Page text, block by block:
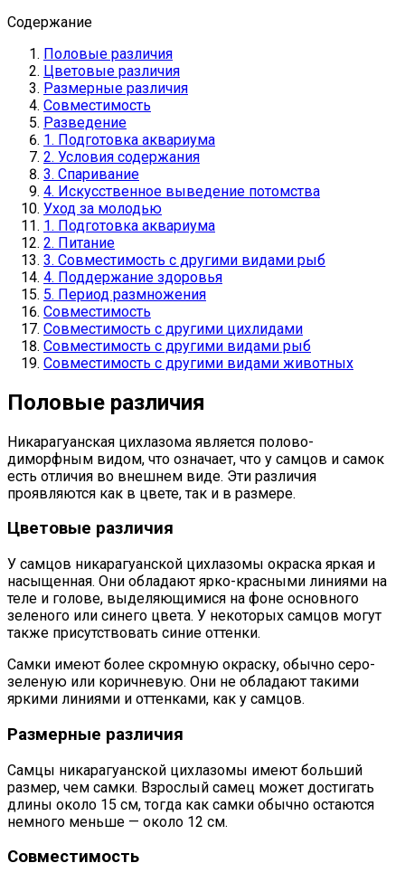
Содержание
Половые различия
Цветовые различия
Размерные различия
Совместимость
Разведение
1. Подготовка аквариума
2. Условия содержания
3. Спаривание
4. Искусственное выведение потомства
Уход за молодью
1. Подготовка аквариума
2. Питание
3. Совместимость с другими видами рыб
4. Поддержание здоровья
5. Период размножения
Совместимость
Совместимость с другими цихлидами
Совместимость с другими видами рыб
Совместимость с другими видами животных
Половые различия
Никарагуанская цихлазома является полово-
диморфным видом, что означает, что у самцов и самок
есть отличия во внешнем виде. Эти различия
проявляются как в цвете, так и в размере.
Цветовые различия
У самцов никарагуанской цихлазомы окраска яркая и
насыщенная. Они обладают ярко-красными линиями на
теле и голове, выделяющимися на фоне основного
зеленого или синего цвета. У некоторых самцов могут
также присутствовать синие оттенки.
Самки имеют более скромную окраску, обычно серо-
зеленую или коричневую. Они не обладают такими
яркими линиями и оттенками, как у самцов.
Размерные различия
Самцы никарагуанской цихлазомы имеют больший
размер, чем самки. Взрослый самец может достигать
длины около 15 см, тогда как самки обычно остаются
немного меньше — около 12 см.
Совместимость